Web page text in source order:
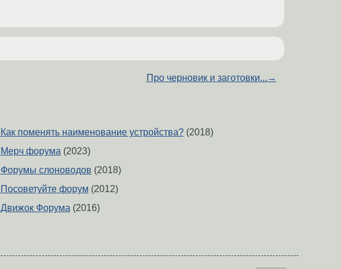
Про черновик и заготовки... →
Как поменять наименование устройства?(2018)
Мерч форума (2023)
Форумы слоноводов (2018)
Посоветуйте форум (2012)
Движок Форума (2016)